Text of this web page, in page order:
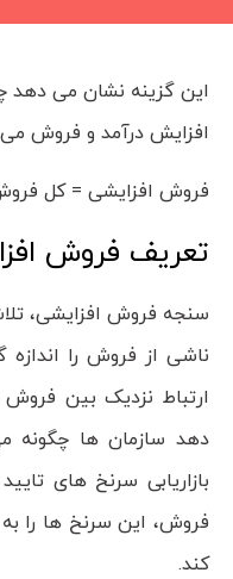
این گزینه نشان می دهد
افزایش درآمد و فروش
فروش افزایشی = کل
تعریف فروش
سنجه فروش افزایشی،
ناشی از فروش را
ارتباط نزدیک بین فروش
دهد سازمان ها چگونه
بازاریابی سرنخ های
فروش، این سرنخ ها را
کند.